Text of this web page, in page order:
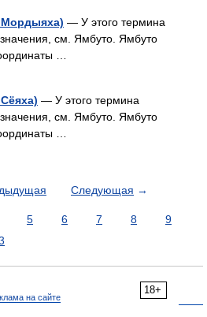
Мордыяха) — У этого термина
см. Ямбуто. Ямбуто
…
— У этого термина
см. Ямбуто. Ямбуто
…
Следующая →
5 6 7 8
9
18+
на сайте